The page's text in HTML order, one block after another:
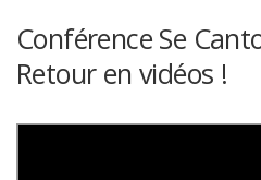
Conférence Se
Retour en vidéos !